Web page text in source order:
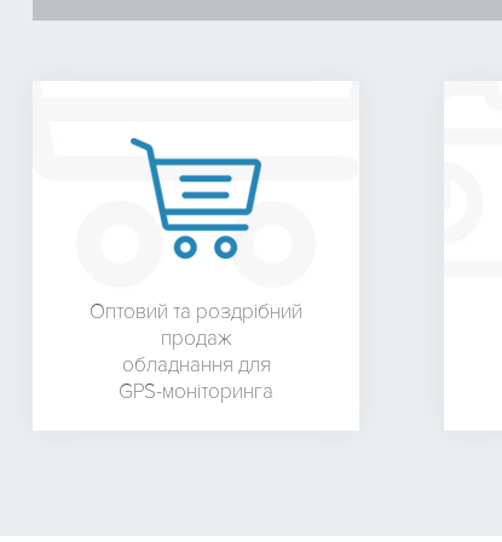
Оптовий та роздрібний
продаж
обладнання для
GPS-моніторинга